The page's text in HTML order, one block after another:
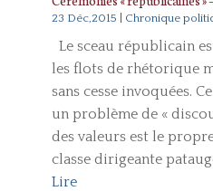
23 Déc,2015 Chronique
Le sceau républicain
les flots de rhétorique
sans cesse invoquées.
un problème de «
des valeurs est le
classe dirigeante
Lire